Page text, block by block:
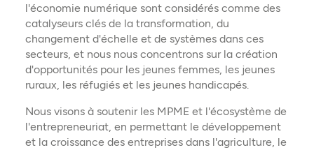
l'économie numérique sont considérés comme des
catalyseurs clés de la transformation, du
changement d'échelle et de systèmes dans ces
secteurs, et nous nous concentrons sur la création
d'opportunités pour les jeunes femmes, les jeunes
ruraux, les réfugiés et les jeunes handicapés.
Nous visons à soutenir les MPME et l'écosystème de
l'entrepreneuriat, en permettant le développement
et la croissance des entreprises dans l'agriculture, le